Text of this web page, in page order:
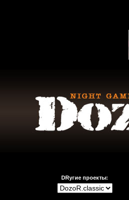
DRугие проекты: